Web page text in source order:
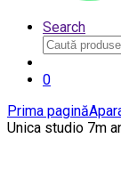
Search
Caută
după:
0
Prima pagină
Unica studio 7m